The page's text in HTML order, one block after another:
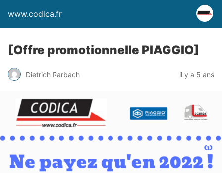
www.codica.fr
[Offre promotionnelle PIAGGIO]
Dietrich Rarbach il y a 5 ans